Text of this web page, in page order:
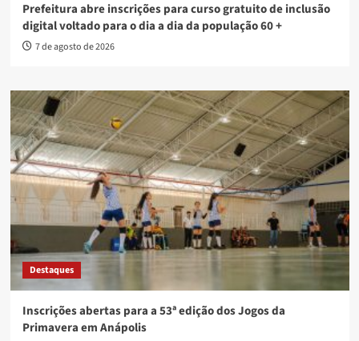
Prefeitura abre inscrições para curso gratuito de inclusão
digital voltado para o dia a dia da população 60 +
7 de agosto de 2026
Destaques
Inscrições abertas para a 53ª edição dos Jogos da
Primavera em Anápolis